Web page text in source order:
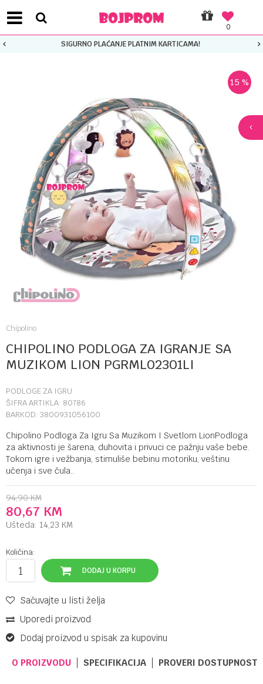
0
SIGURNO PLAĆANJE PLATNIM KARTICAMA!
15 %
Chipolino
CHIPOLINO PODLOGA ZA IGRANJE SA
MUZIKOM LION PGRML02301LI
PODLOGE ZA IGRU
ŠIFRA ARTIKLA: 80786
BARKOD: 3800931056100
Chipolino Podloga Za Igru Sa Muzikom I Svetlom LionPodloga
za aktivnosti je šarena, duhovita i privuci ce pažnju vaše bebe.
Tokom igre i vežbanja, stimuliše bebinu motoriku, veštinu
učenja i sve čula..
94,90 KM
80,67 KM
Ušteda: 14,23 KM
Količina:
DODAJ U KORPU
Sačuvajte u listi želja
Uporedi proizvod
Dodaj proizvod u spisak za kupovinu
O PROIZVODU SPECIFIKACIJA PROVERI DOSTUPNOST